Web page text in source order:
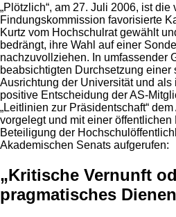
„Plötzlich“, am 27. Juli 2006, ist die
Findungskommission favorisierte
Kurtz vom Hochschulrat gewählt
bedrängt, ihre Wahl auf einer
nachzuvollziehen. In umfassender
beabsichtigten Durchsetzung einer
Ausrichtung der Universität und
positive Entscheidung der AS-
„Leitlinien zur Präsidentschaft“
vorgelegt und mit einer
Beteiligung der
Akademischen Senats aufgerufen:
„Kritische Vernunft
pragmatisches